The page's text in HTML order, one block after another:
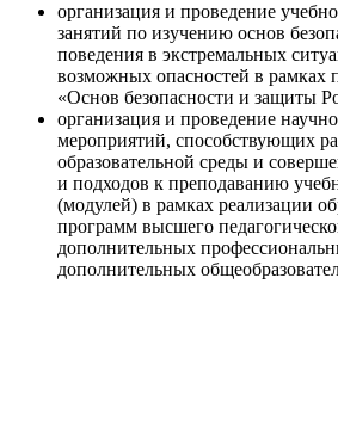
организация и проведение
занятий по изучению основ
поведения в экстремальных
возможных опасностей в рамках
«Основ безопасности и защиты
организация и проведение
мероприятий, способствующих
образовательной среды и
и подходов к преподаванию
(модулей) в рамках реализации
программ высшего
дополнительных
дополнительных